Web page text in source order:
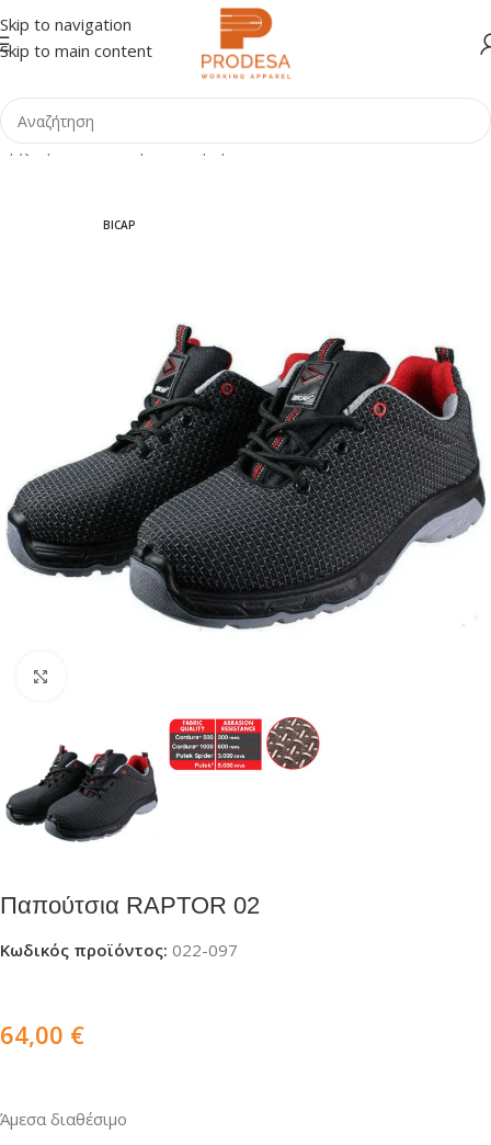
Skip to navigation
Skip to main content
Αρχική σελίδα Shop Υπόδηση Παπούτσια
BICAP
Παπούτσια RAPTOR 02
Κωδικός προϊόντος: 022-097
64,00 €
Άμεσα διαθέσιμο